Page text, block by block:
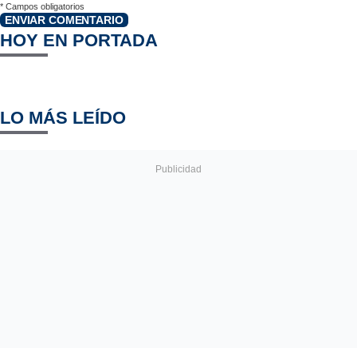
* Campos obligatorios
ENVIAR COMENTARIO
HOY EN PORTADA
LO MÁS LEÍDO